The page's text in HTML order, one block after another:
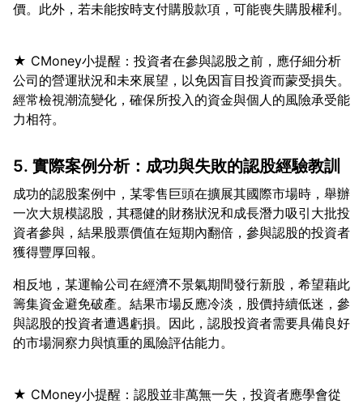
★ CMoney小提醒：投資者在參與認股之前，應仔細分析
公司的營運狀況和未來展望，以免因盲目投資而蒙受損失。
經常檢視潮流變化，確保所投入的資金與個人的風險承受能
5. 實際案例分析：成功與失敗的認股經驗教訓
成功的認股案例中，某零售巨頭在擴展其國際市場時，舉辦
一次大規模認股，其穩健的財務狀況和成長潛力吸引大批投
資者參與，結果股票價值在短期內翻倍，參與認股的投資者
相反地，某運輸公司在經濟不景氣期間發行新股，希望藉此
籌集資金避免破產。結果市場反應冷淡，股價持續低迷，參
與認股的投資者遭遇虧損。因此，認股投資者需要具備良好
★ CMoney小提醒：認股並非萬無一失，投資者應學會從